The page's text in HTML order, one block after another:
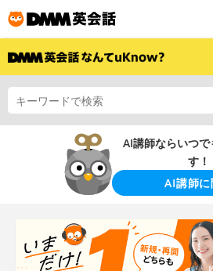
AI講師ならいつ
す！
AI講師に